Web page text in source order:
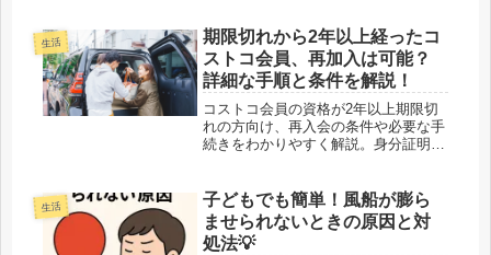
たときに剥がすのが大変！ 無理に剥
がそうとすると、紙が破れたり、汚く
なっ...
生活
期限切れから2年以上経ったコ
ストコ会員、再加入は可能？
詳細な手順と条件を解説！
コストコ会員の資格が2年以上期限切
れの方向け、再入会の条件や必要な手
続きをわかりやすく解説。身分証明や
の入店可否も明確に。
生活
子どもでも簡単！風船が膨ら
ませられないときの原因と対
処法💡